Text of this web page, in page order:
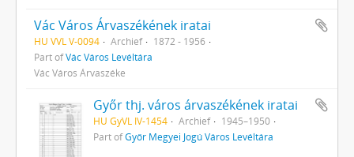
Vác Város Árvaszékének iratai
HU VVL V-0094 Archief
1872 - 1956
Part ofVác Város Levéltára
Vác Város Árvaszéke
Győr thj. város árvaszékének iratai
HU GyVL IV-1454 Archief
1945–1950
Part ofGyőr Megyei Jogú Város Levéltára